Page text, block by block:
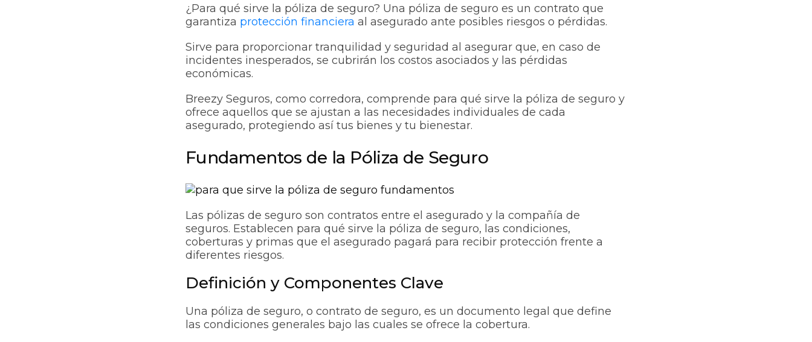
¿Para qué sirve la póliza de seguro? Una póliza de seguro es un contrato que
garantiza protección financiera al asegurado ante posibles riesgos o pérdidas.
Sirve para proporcionar tranquilidad y seguridad al asegurar que, en caso de
incidentes inesperados, se cubrirán los costos asociados y las pérdidas
económicas.
Breezy Seguros, como corredora, comprende para qué sirve la póliza de seguro y
ofrece aquellos que se ajustan a las necesidades individuales de cada
asegurado, protegiendo así tus bienes y tu bienestar.
Fundamentos de la Póliza de Seguro
Las pólizas de seguro son contratos entre el asegurado y la compañía de
seguros. Establecen para qué sirve la póliza de seguro, las condiciones,
coberturas y primas que el asegurado pagará para recibir protección frente a
diferentes riesgos.
Definición y Componentes Clave
Una póliza de seguro, o contrato de seguro, es un documento legal que define
las condiciones generales bajo las cuales se ofrece la cobertura.